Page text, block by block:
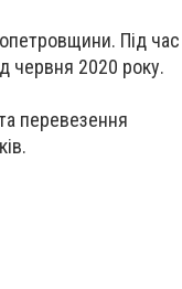
Під час
червня 2020 року.
перевезення